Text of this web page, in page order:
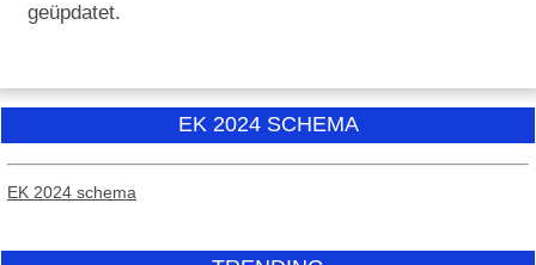
geüpdatet.
EK 2024 SCHEMA
EK 2024 schema